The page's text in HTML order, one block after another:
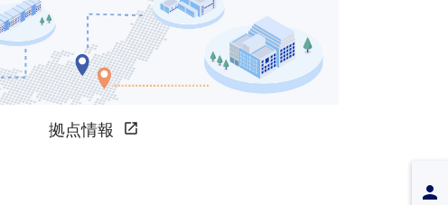
拠点情報